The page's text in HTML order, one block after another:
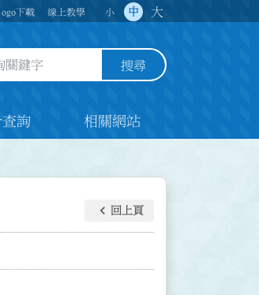
下載 線上教學 小 中 大
位 搜尋
詢 相關網站
keyboard_arrow_left 回上頁